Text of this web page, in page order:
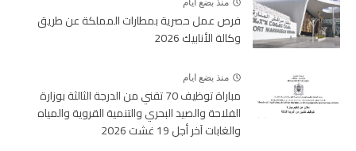
فرص عمل حصرية بمطارات المملكة عن طريق
وكالة الأنابيك 2026
منذ بضع ايام
مباراة توظيف 70 تقني من الدرجة الثالثة بوزارة
الفلاحة والصيد البحري والتنمية القروية والمياه
والغابات آخر أجل 19 غشت 2026